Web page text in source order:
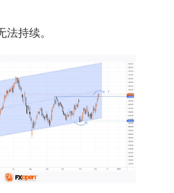
持续。